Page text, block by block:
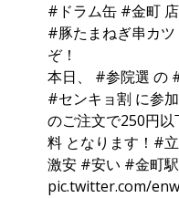
#ドラム缶 #金町店
#豚たまねぎ串カツ
ぞ！
本日、 #参院選 の
#センキョ割 に参
のご注文で250円以
料となります！ #
激安 #安い #金町駅
pic.twitter.com/